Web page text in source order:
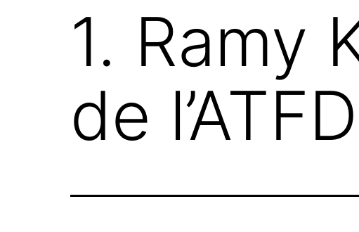
1. Ramy
de l’ATFD